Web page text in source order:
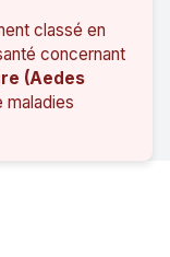
classé en
concernant
(Aedes
maladies